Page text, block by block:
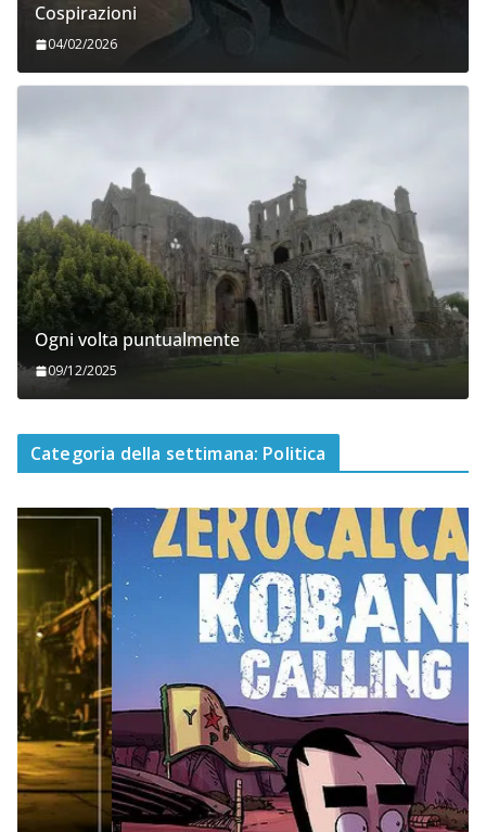
Cospirazioni
04/02/2026
Ogni volta puntualmente
09/12/2025
Categoria della settimana: Politica